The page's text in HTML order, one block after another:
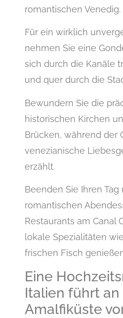
romantischen Venedig.
Für ein wirklich
nehmen Sie eine
sich durch die Kanäle
und quer durch die
Bewundern Sie die
historischen Kirchen
Brücken, während der
venezianische
erzählt.
Beenden Sie Ihren
romantischen
Restaurants am Canal
lokale Spezialitäten
frischen Fisch
Eine
Italien führt an
Amalfiküste